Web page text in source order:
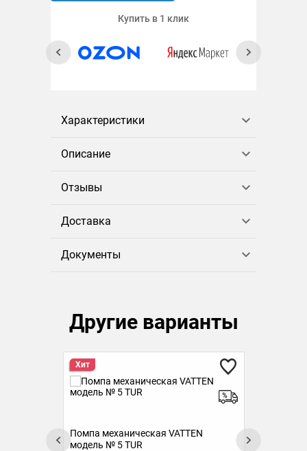
Купить в 1 клик
Характеристики
Описание
Отзывы
Доставка
Документы
Другие варианты
Хит
Помпа механическая VATTEN
модель № 5 TUR